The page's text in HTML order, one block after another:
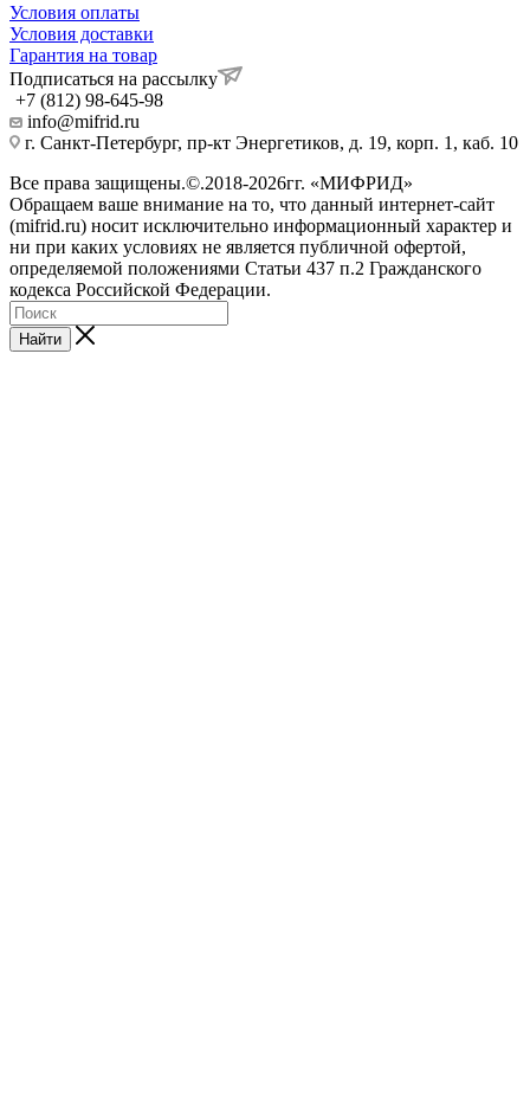
Условия оплаты
Условия доставки
Гарантия на товар
Подписаться на рассылку
+7 (812) 98-645-98
info@mifrid.ru
г. Санкт-Петербург, пр-кт Энергетиков, д. 19, корп. 1, каб. 10
Все права защищены.©.2018-2026гг. «МИФРИД»
Обращаем ваше внимание на то, что данный интернет-сайт
(mifrid.ru) носит исключительно информационный характер и
ни при каких условиях не является публичной офертой,
определяемой положениями Статьи 437 п.2 Гражданского
кодекса Российской Федерации.
Найти